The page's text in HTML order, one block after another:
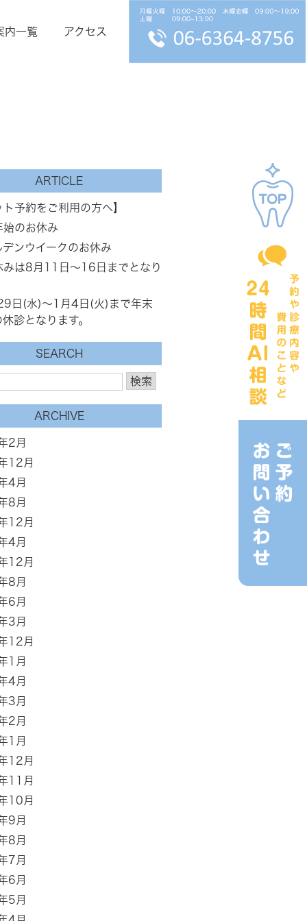
内一覧 アクセス
ARTICLE
予約をご利用の方へ】
始のお休み
デンウイークのお休み
みは8月11日～16日までとなり
日(水)～1月4日(火)まで年末
診となります。
SEARCH
ARCHIVE
2月
12月
4月
8月
12月
4月
12月
8月
6月
3月
12月
1月
4月
3月
2月
1月
12月
11月
10月
9月
8月
7月
6月
5月